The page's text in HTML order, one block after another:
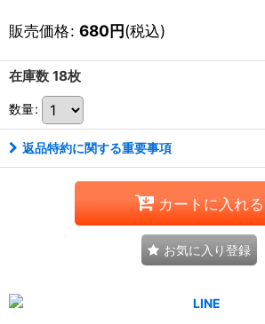
販売価格: 680円(税込)
在庫数 18枚
数量:
返品特約に関する重要事項
カートに入れる
お気に入り登録